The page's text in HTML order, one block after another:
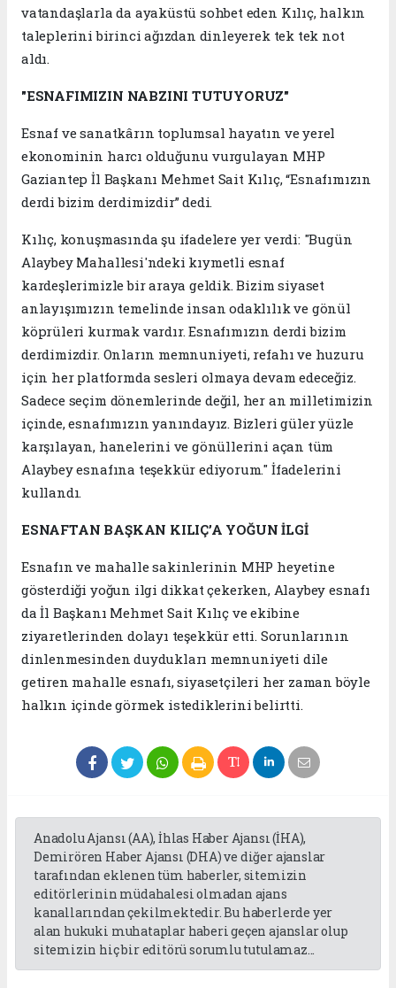
vatandaşlarla da ayaküstü sohbet eden Kılıç, halkın
taleplerini birinci ağızdan dinleyerek tek tek not
aldı.
"ESNAFIMIZIN NABZINI TUTUYORUZ"
Esnaf ve sanatkârın toplumsal hayatın ve yerel
ekonominin harcı olduğunu vurgulayan MHP
Gaziantep İl Başkanı Mehmet Sait Kılıç, “Esnafımızın
derdi bizim derdimizdir” dedi.
Kılıç, konuşmasında şu ifadelere yer verdi: "Bugün
Alaybey Mahallesi'ndeki kıymetli esnaf
kardeşlerimizle bir araya geldik. Bizim siyaset
anlayışımızın temelinde insan odaklılık ve gönül
köprüleri kurmak vardır. Esnafımızın derdi bizim
derdimizdir. Onların memnuniyeti, refahı ve huzuru
için her platformda sesleri olmaya devam edeceğiz.
Sadece seçim dönemlerinde değil, her an milletimizin
içinde, esnafımızın yanındayız. Bizleri güler yüzle
karşılayan, hanelerini ve gönüllerini açan tüm
Alaybey esnafına teşekkür ediyorum." İfadelerini
kullandı.
ESNAFTAN BAŞKAN KILIÇ’A YOĞUN İLGİ
Esnafın ve mahalle sakinlerinin MHP heyetine
gösterdiği yoğun ilgi dikkat çekerken, Alaybey esnafı
da İl Başkanı Mehmet Sait Kılıç ve ekibine
ziyaretlerinden dolayı teşekkür etti. Sorunlarının
dinlenmesinden duydukları memnuniyeti dile
getiren mahalle esnafı, siyasetçileri her zaman böyle
halkın içinde görmek istediklerini belirtti.
Anadolu Ajansı (AA), İhlas Haber Ajansı (İHA),
Demirören Haber Ajansı (DHA) ve diğer ajanslar
tarafından eklenen tüm haberler, sitemizin
editörlerinin müdahalesi olmadan ajans
kanallarından çekilmektedir. Bu haberlerde yer
alan hukuki muhataplar haberi geçen ajanslar olup
sitemizin hiç bir editörü sorumlu tutulamaz...